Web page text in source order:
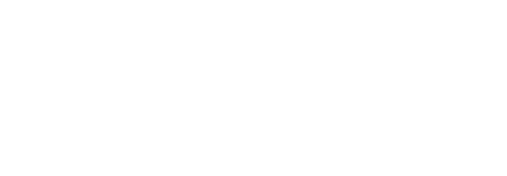
ஐ உங்கள் WhatsApp குழுவில் இணைக்கவும்!